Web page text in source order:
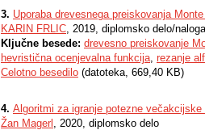
3. Uporaba drevesnega preiskovanja
KARIN FRLIC, 2019, diplomsko delo/naloga
Ključne besede: drevesno preiskovanje
hevristična ocenjevalna funkcija, rezanje
Celotno besedilo (datoteka, 669,40 KB)
4. Algoritmi za igranje potezne večakcijske
Žan Magerl , 2020, diplomsko delo